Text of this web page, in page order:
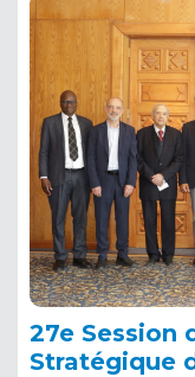
27e Session
Stratégique